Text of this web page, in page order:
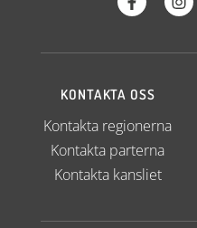
KONTAKTA OSS
Kontakta regionerna
Kontakta parterna
Kontakta kansliet